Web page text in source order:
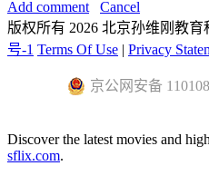
Add comment
Cancel
版权所有 2026 北京孙维刚教育
号-1 Terms Of Use | Privacy
京公网安备
Discover the latest movies and
sflix.com.